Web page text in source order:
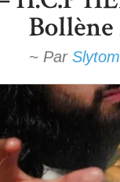
~ Par Slytom